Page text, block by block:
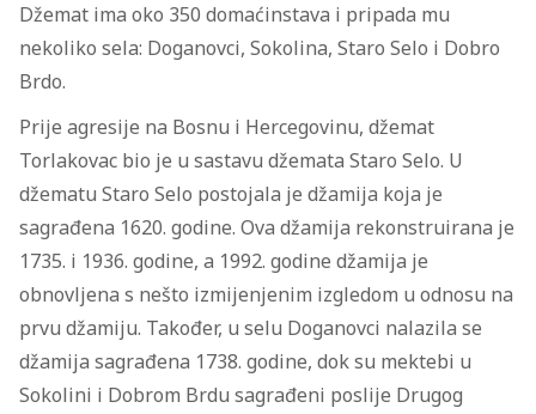
Džemat ima oko 350 domaćinstava i pripada mu
nekoliko sela: Doganovci, Sokolina, Staro Selo i Dobro
Brdo.
Prije agresije na Bosnu i Hercegovinu, džemat
Torlakovac bio je u sastavu džemata Staro Selo. U
džematu Staro Selo postojala je džamija koja je
sagrađena 1620. godine. Ova džamija rekonstruirana je
1735. i 1936. godine, a 1992. godine džamija je
obnovljena s nešto izmijenjenim izgledom u odnosu na
prvu džamiju. Također, u selu Doganovci nalazila se
džamija sagrađena 1738. godine, dok su mektebi u
Sokolini i Dobrom Brdu sagrađeni poslije Drugog